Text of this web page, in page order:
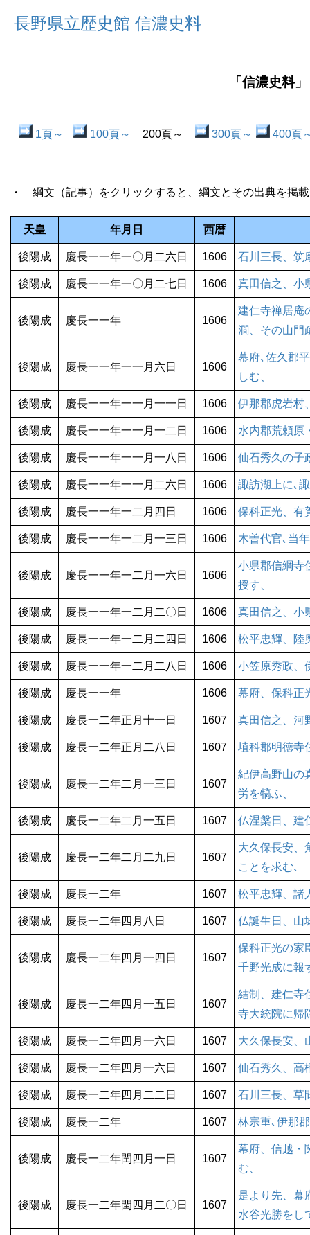
長野県立歴史館 信濃史料
「信濃史
1頁～ 100頁～ 200頁～ 300頁～ 400頁
・ 綱文（記事）をクリックすると、綱文とその出典を掲
天皇 年月日 西暦
後陽成 慶長一一年一〇月二六日 1606 石川三長、筑
後陽成 慶長一一年一〇月二七日 1606 真田信之、小
後陽成 慶長一一年 1606
建仁寺禅居庵
澗、その山門
後陽成 慶長一一年一一月六日 1606
幕府､佐久郡
しむ、
後陽成 慶長一一年一一月一一日 1606 伊那郡虎岩村
後陽成 慶長一一年一一月一二日 1606 水内郡荒頼原
後陽成 慶長一一年一一月一八日 1606 仙石秀久の子
後陽成 慶長一一年一一月二六日 1606 諏訪湖上に､
後陽成 慶長一一年一二月四日 1606 保科正光、有
後陽成 慶長一一年一二月一三日 1606 木曽代官､当
後陽成 慶長一一年一二月一六日 1606
小県郡信綱寺
授す、
後陽成 慶長一一年一二月二〇日 1606 真田信之、小
後陽成 慶長一一年一二月二四日 1606 松平忠輝、陸
後陽成 慶長一一年一二月二八日 1606 小笠原秀政、
後陽成 慶長一一年 1606 幕府、保科正
後陽成 慶長一二年正月十一日 1607 真田信之、河
後陽成 慶長一二年正月二八日 1607 埴科郡明徳寺
後陽成 慶長一二年二月一三日 1607
紀伊高野山の
労を犒ふ、
後陽成 慶長一二年二月一五日 1607 仏涅槃日、建
後陽成 慶長一二年二月二九日 1607
大久保長安、
ことを求む､
後陽成 慶長一二年 1607 松平忠輝、諸
後陽成 慶長一二年四月八日 1607 仏誕生日、山
後陽成 慶長一二年四月一四日 1607
保科正光の家
千野光成に報
後陽成 慶長一二年四月一五日 1607
結制、建仁寺
寺大統院に帰
後陽成 慶長一二年四月一六日 1607 大久保長安、
後陽成 慶長一二年四月一六日 1607 仙石秀久、高
後陽成 慶長一二年四月二二日 1607 石川三長、草
後陽成 慶長一二年 1607 林宗重､伊那
後陽成 慶長一二年閏四月一日 1607
幕府、信越・
む、
後陽成 慶長一二年閏四月二〇日 1607
是より先、幕
水谷光勝をし